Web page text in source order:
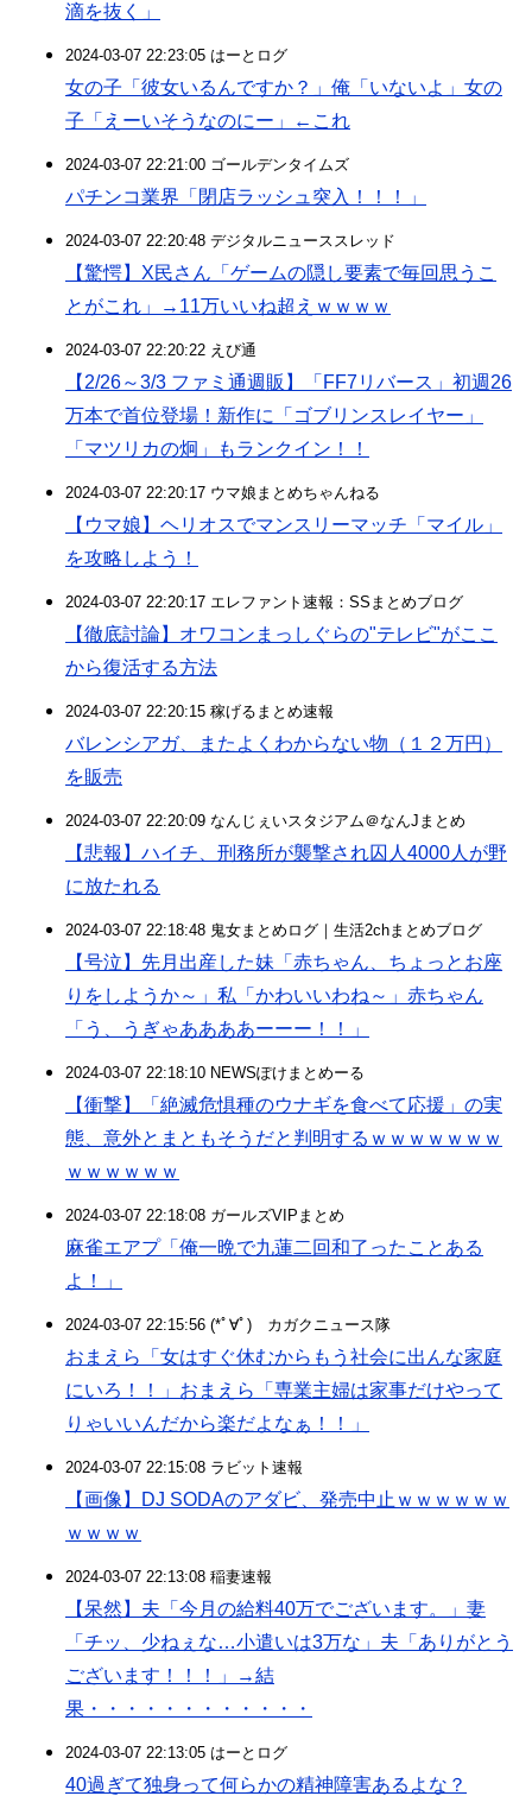
滴を抜く」
2024-03-07 22:23:05 はーとログ
女の子「彼女いるんですか？」俺「いないよ」女の
子「えーいそうなのにー」←これ
2024-03-07 22:21:00 ゴールデンタイムズ
パチンコ業界「閉店ラッシュ突入！！！」
2024-03-07 22:20:48 デジタルニューススレッド
【驚愕】X民さん「ゲームの隠し要素で毎回思うこ
とがこれ」→11万いいね超えｗｗｗｗ
2024-03-07 22:20:22 えび通
【2/26～3/3 ファミ通週販】「FF7リバース」初週26
万本で首位登場！新作に「ゴブリンスレイヤー」
「マツリカの炯」もランクイン！！
2024-03-07 22:20:17 ウマ娘まとめちゃんねる
【ウマ娘】ヘリオスでマンスリーマッチ「マイル」
を攻略しよう！
2024-03-07 22:20:17 エレファント速報：SSまとめブログ
【徹底討論】オワコンまっしぐらの"テレビ"がここ
から復活する方法
2024-03-07 22:20:15 稼げるまとめ速報
バレンシアガ、またよくわからない物（１２万円）
を販売
2024-03-07 22:20:09 なんじぇいスタジアム＠なんJまとめ
【悲報】ハイチ、刑務所が襲撃され囚人4000人が野
に放たれる
2024-03-07 22:18:48 鬼女まとめログ｜生活2chまとめブログ
【号泣】先月出産した妹「赤ちゃん、ちょっとお座
りをしようか～」私「かわいいわね～」赤ちゃん
「う、うぎゃああああーーー！！」
2024-03-07 22:18:10 NEWSぽけまとめーる
【衝撃】「絶滅危惧種のウナギを食べて応援」の実
態、意外とまともそうだと判明するｗｗｗｗｗｗｗ
ｗｗｗｗｗｗ
2024-03-07 22:18:08 ガールズVIPまとめ
麻雀エアプ「俺一晩で九蓮二回和了ったことある
よ！」
2024-03-07 22:15:56 (*ﾟ∀ﾟ)ゞカガクニュース隊
おまえら「女はすぐ休むからもう社会に出んな家庭
にいろ！！」おまえら「専業主婦は家事だけやって
りゃいいんだから楽だよなぁ！！」
2024-03-07 22:15:08 ラビット速報
【画像】DJ SODAのアダビ、発売中止ｗｗｗｗｗｗ
ｗｗｗｗ
2024-03-07 22:13:08 稲妻速報
【呆然】夫「今月の給料40万でございます。」妻
「チッ、少ねぇな…小遣いは3万な」夫「ありがとう
ございます！！！」→結
果・・・・・・・・・・・・
2024-03-07 22:13:05 はーとログ
40過ぎて独身って何らかの精神障害あるよな？